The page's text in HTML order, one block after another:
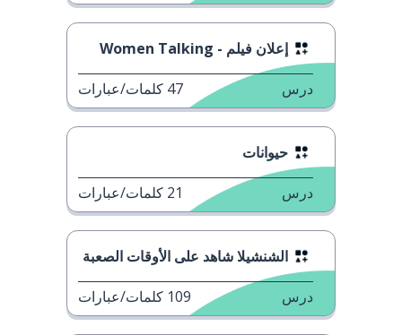
إعلان فيلم - Women Talking
درس 47 كلمات/عبارات
حيوانات
درس 21 كلمات/عبارات
الشنشيلا شاهد على الأوقات الصعبة
درس 109 كلمات/عبارات